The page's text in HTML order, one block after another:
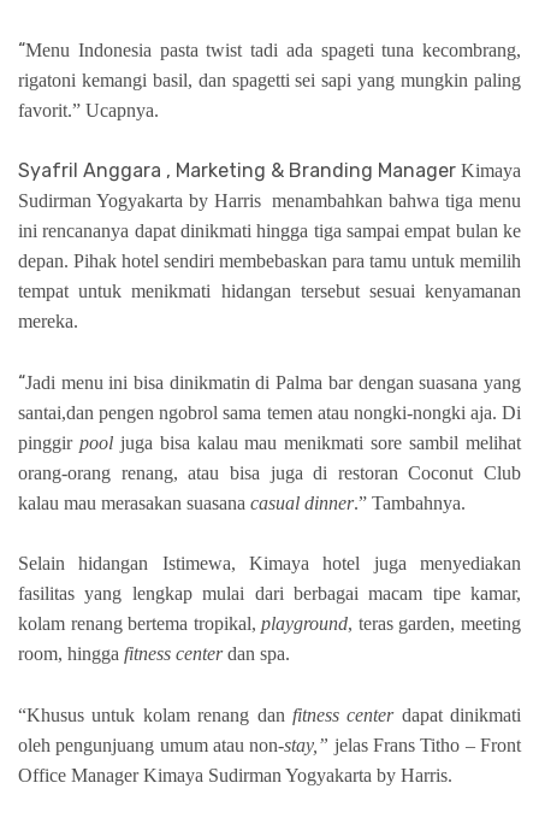
“Menu Indonesia pasta twist tadi ada spageti tuna kecombrang,
rigatoni kemangi basil, dan spagetti sei sapi yang mungkin paling
favorit.” Ucapnya.
Syafril Anggara , Marketing & Branding Manager Kimaya
Sudirman Yogyakarta by Harrismenambahkan bahwa tiga menu
ini rencananya dapat dinikmati hingga tiga sampai empat bulan ke
depan. Pihak hotel sendiri membebaskan para tamu untuk memilih
tempat untuk menikmati hidangan tersebut sesuai kenyamanan
mereka.
“Jadi menu ini bisa dinikmatin di Palma bar dengan suasana yang
santai,dan pengen ngobrol sama temen atau nongki-nongki aja. Di
pinggir pool juga bisa kalau mau menikmati sore sambil melihat
orang-orang renang, atau bisa juga di restoran Coconut Club
kalau mau merasakan suasana casual dinner.” Tambahnya.
Selain hidangan Istimewa, Kimaya hotel juga menyediakan
fasilitas yang lengkap mulai dari berbagai macam tipe kamar,
kolam renang bertema tropikal,playground, teras garden, meeting
room, hingga fitness centerdan spa.
“Khusus untuk kolam renang dan fitness centerdapat dinikmati
oleh pengunjuang umum atau non-stay,” jelas Frans Titho – Front
Office Manager Kimaya Sudirman Yogyakarta by Harris.